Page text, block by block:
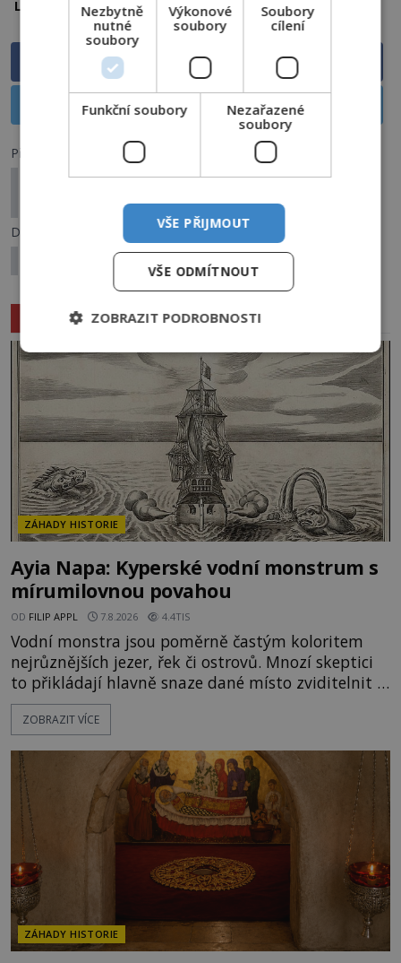
Lokalita: Írán Itálie
Sdílet na Facebooku
Sdílet na X
Předchozí článek
Nejznámější paranormální jevy: Odhalujeme
původ největších záhad světa
Další článek
Špioni CIA: Řídí hlavní světová média?
Související články
ZÁHADY HISTORIE
Ayia Napa: Kyperské vodní monstrum s
mírumilovnou povahou
OD FILIP APPL 7.8.2026 4.4TIS
Vodní monstra jsou poměrně častým koloritem
nejrůznějších jezer, řek či ostrovů. Mnozí skeptici
to přikládají hlavně snaze dané místo zviditelnit a
přitáhnout k němu pozornost záhadám
nakloněných turistů. Je to také případ kyperského
legendami o něm ukrývat nějaký pravdivý základ?
V blízkosti Mysu Greco, jak se přez
ZOBRAZIT VÍCE
ZÁHADY HISTORIE
Nezbytně
nutné
soubory
Výkonové
soubory
Soubory
cílení
Funkční soubory
Nezařazené
soubory
VŠE PŘIJMOUT
VŠE ODMÍTNOUT
ZOBRAZIT PODROBNOSTI